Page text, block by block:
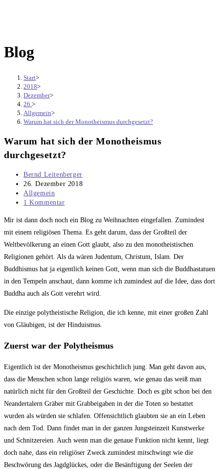
Blog
Start>
2018>
Dezember>
26. >
Allgemein>
Warum hat sich der Monotheismus durchgesetzt?
Warum hat sich der Monotheismus
durchgesetzt?
Beitrags-
Autor:
Bernd Leitenberger
Beitrag
veröffentlicht:
26. Dezember 2018
Beitrags-
Kategorie:
Allgemein
Beitrags-
1 Kommentar
Mir ist dann doch noch ein Blog zu Weihnachten eingefallen. Zumindest
mit einem religiösen Thema. Es geht darum, dass der Großteil der
Weltbevölkerung an einen Gott glaubt, also zu den monotheistischen
Religionen gehört. Als da wären Judentum, Christum, Islam. Der
Buddhismus hat ja eigentlich keinen Gott, wenn man sich die Buddhastatuen
in den Tempeln anschaut, dann komme ich zumindest auf die Idee, dass dort
Buddha auch als Gott verehrt wird.
Die einzige polytheistische Religion, die ich kenne, mit einer großen Zahl
von Gläubigen, ist der Hinduismus.
Zuerst war der Polytheismus
Eigentlich ist der Monotheismus geschichtlich jung. Man geht davon aus,
dass die Menschen schon lange religiös waren, wie genau das weiß man
natürlich nicht für den Großteil der Geschichte. Doch es gibt schon bei den
Neandertalern Gräber mit Grabbeigaben in der die Toten so bestattet
wurden als würden sie schlafen. Offensichtlich glaubten sie an ein Leben
nach dem Tod. Dann findet man in der ganzen Jungsteinzeit Kunstwerke
und Schnitzereien. Auch wenn man die genaue Funktion nicht kennt, liegt
doch nahe, dass ein religiöser Zweck zumindest mitschwingt wie die
Beschwörung des Jagdglückes, oder die Besänftigung der Seelen der